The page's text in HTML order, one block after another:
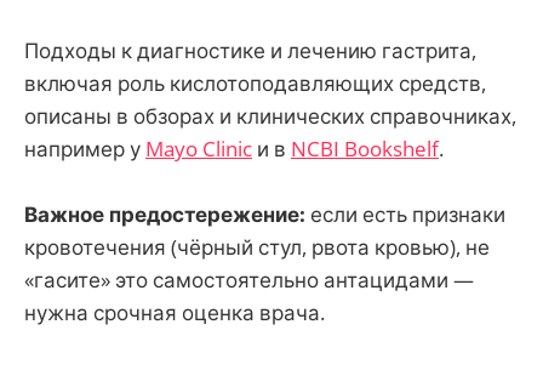
Подходы к диагностике и лечению гастрита,
включая роль кислотоподавляющих средств,
описаны в обзорах и клинических справочниках,
например у Mayo Clinic и в NCBI Bookshelf.
Важное предостережение: если есть признаки
кровотечения (чёрный стул, рвота кровью), не
«гасите» это самостоятельно антацидами —
нужна срочная оценка врача.